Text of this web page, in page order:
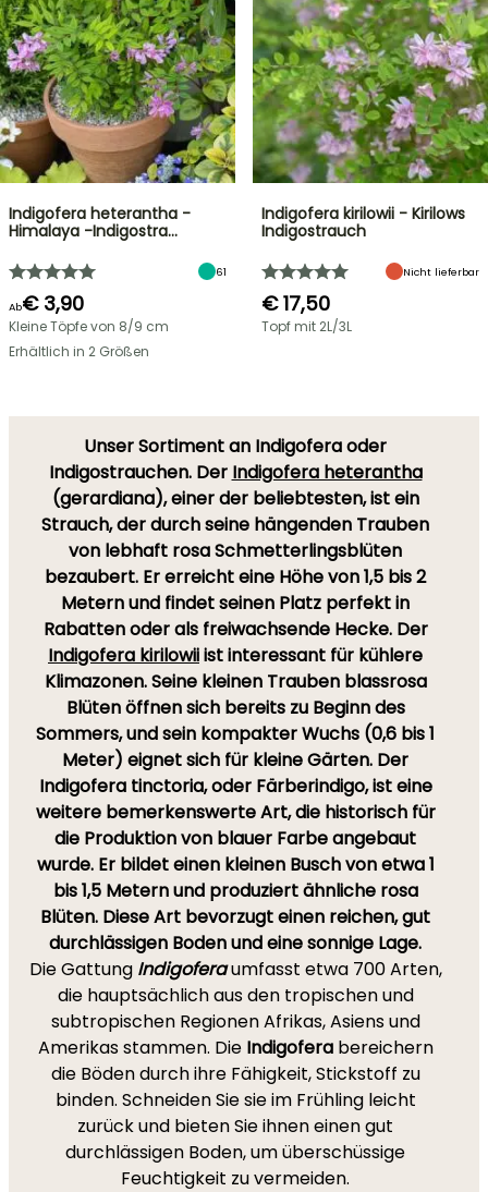
Indigofera heterantha -
Himalaya -Indigostra…
61
Ab€ 3,90
Kleine Töpfe von 8/9 cm
Erhältlich in 2 Größen
Indigofera kirilowii - Kirilows
Indigostrauch
Nicht lieferbar
€ 17,50
Topf mit 2L/3L
Unser Sortiment an Indigofera oder
Indigostrauchen. Der Indigofera heterantha
(gerardiana), einer der beliebtesten, ist ein
Strauch, der durch seine hängenden Trauben
von lebhaft rosa Schmetterlingsblüten
bezaubert. Er erreicht eine Höhe von 1,5 bis 2
Metern und findet seinen Platz perfekt in
Rabatten oder als freiwachsende Hecke. Der
Indigofera kirilowiiist interessant für kühlere
Klimazonen. Seine kleinen Trauben blassrosa
Blüten öffnen sich bereits zu Beginn des
Sommers, und sein kompakter Wuchs (0,6 bis 1
Meter) eignet sich für kleine Gärten. Der
Indigofera tinctoria, oder Färberindigo, ist eine
weitere bemerkenswerte Art, die historisch für
die Produktion von blauer Farbe angebaut
wurde. Er bildet einen kleinen Busch von etwa 1
bis 1,5 Metern und produziert ähnliche rosa
Blüten. Diese Art bevorzugt einen reichen, gut
durchlässigen Boden und eine sonnige Lage.
Die Gattung Indigoferaumfasst etwa 700 Arten,
die hauptsächlich aus den tropischen und
subtropischen Regionen Afrikas, Asiens und
Amerikas stammen. Die Indigoferabereichern
die Böden durch ihre Fähigkeit, Stickstoff zu
binden. Schneiden Sie sie im Frühling leicht
zurück und bieten Sie ihnen einen gut
durchlässigen Boden, um überschüssige
Feuchtigkeit zu vermeiden.